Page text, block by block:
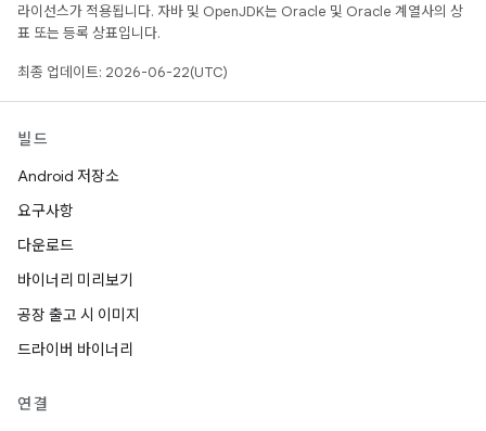
라이선스가 적용됩니다. 자바 및 OpenJDK는 Oracle 및 Oracle 계열사의 상
표 또는 등록 상표입니다.
최종 업데이트: 2026-06-22(UTC)
빌드
Android 저장소
요구사항
다운로드
바이너리 미리보기
공장 출고 시 이미지
드라이버 바이너리
연결